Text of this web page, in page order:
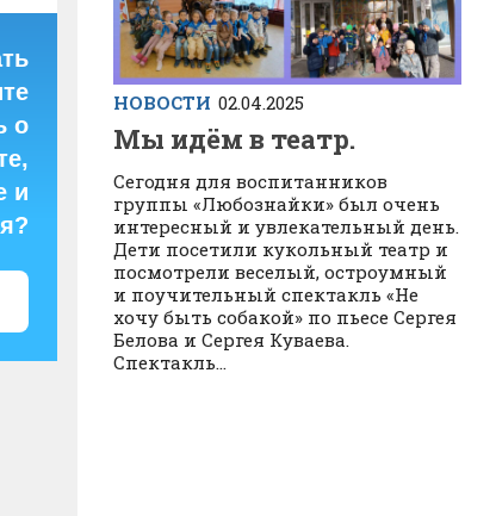
НОВОСТИ 02.04.2025
Мы идём в театр.
Сегодня для воспитанников
группы «Любознайки» был очень
интересный и увлекательный день.
Дети посетили кукольный театр и
посмотрели веселый, остроумный
и поучительный спектакль «Не
хочу быть собакой» по пьесе Сергея
Белова и Сергея Куваева.
Спектакль...
о
и